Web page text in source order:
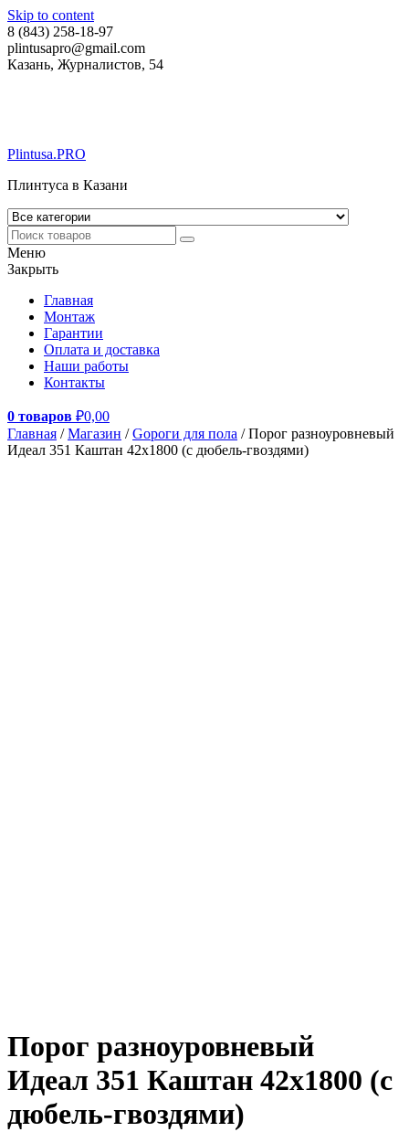
Skip to content
8 (843) 258-18-97
plintusapro@gmail.com
Казань, Журналистов, 54
Plintusa.PRO
Плинтуса в Казани
Меню
Закрыть
Главная
Монтаж
Гарантии
Оплата и доставка
Наши работы
Контакты
0 товаров ₽0,00
Главная /Магазин /Gороги для пола / Порог разноуровневый
Идеал 351 Каштан 42х1800 (с дюбель-гвоздями)
Порог разноуровневый
Идеал 351 Каштан 42х1800 (с
дюбель-гвоздями)